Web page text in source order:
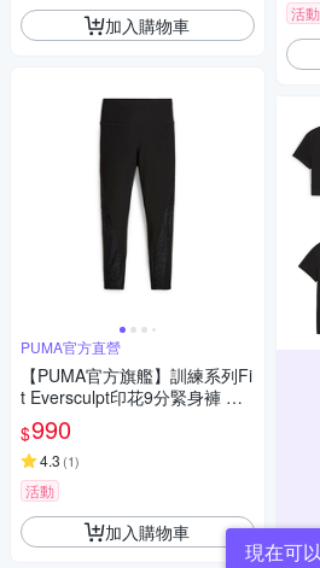
加入購物車
PUMA官方直營
【PUMA官方旗艦】訓練系列Fi
t Eversculpt印花9分緊身褲 女
性 52480101
$990
4.3 (1)
活動
加入購物車
活動
現在可